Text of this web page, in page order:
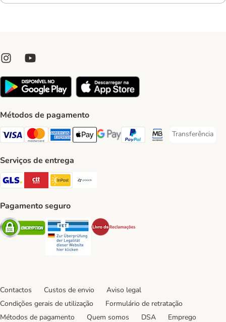
Métodos de pagamento
Visa Payment Method
Mastercard Payment Method
American Express Payment Method
Apple Pay Payment Method
Google Pay Payment Method
PayPal Payment Method
Multibanco Payment
Transferência
Transferência
Serviços de entrega
GLS Shipping Method
CTTExpress Shipping Method
InPost Shipping Method
Pagamento seguro
Security Security
Contactos Custos de envio
Aviso legal
Condições gerais de utilização
Formulário de retratação
Métodos de pagamento
Quem somos DSA Emprego